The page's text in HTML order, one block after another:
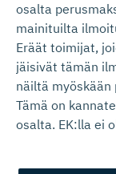
osalta
mainituilta
Eräät toimijat,
jäisivät tämän
näiltä
Tämä on
osalta. EK:lla ei